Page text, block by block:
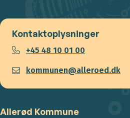
Kontaktoplysninger
+45 48 10 01 00
kommunen@alleroed.dk
Allerød Kommune